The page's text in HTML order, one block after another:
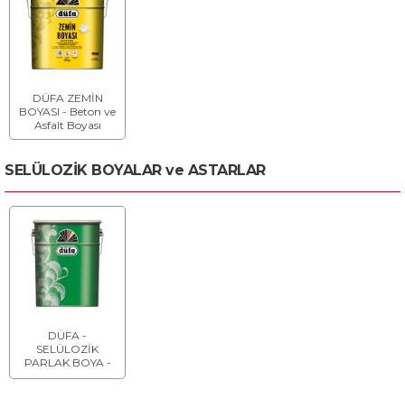
DÜFA ZEMİN
BOYASI - Beton ve
Asfalt Boyası
SELÜLOZİK BOYALAR ve ASTARLAR
DÜFA -
SELÜLOZİK
PARLAK BOYA -
Son Kat Boya